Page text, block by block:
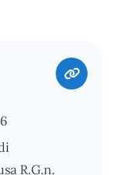
R.G.n.